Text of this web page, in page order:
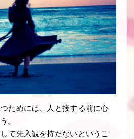
ためには、人と接する前に心
。
て先入観を持たないというこ